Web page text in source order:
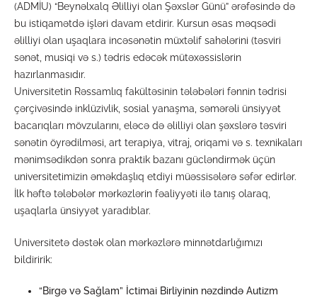
(ADMİU) “Beynəlxalq Əlilliyi olan Şəxslər Günü” ərəfəsində də
bu istiqamətdə işləri davam etdirir. Kursun əsas məqsədi
əlilliyi olan uşaqlara incəsənətin müxtəlif sahələrini (təsviri
sənət, musiqi və s.) tədris edəcək mütəxəssislərin
hazırlanmasıdır.
Universitetin Rəssamlıq fakültəsinin tələbələri fənnin tədrisi
çərçivəsində inklüzivlik, sosial yanaşma, səmərəli ünsiyyət
bacarıqları mövzularını, eləcə də əlilliyi olan şəxslərə təsviri
sənətin öyrədilməsi, art terapiya, vitraj, oriqami və s. texnikaları
mənimsədikdən sonra praktik bazanı gücləndirmək üçün
universitetimizin əməkdaşlıq etdiyi müəssisələrə səfər edirlər.
İlk həftə tələbələr mərkəzlərin fəaliyyəti ilə tanış olaraq,
uşaqlarla ünsiyyət yaradıblar.
Universitetə dəstək olan mərkəzlərə minnətdarlığımızı
bildiririk:
“Birgə və Sağlam” İctimai Birliyinin nəzdində Autizm